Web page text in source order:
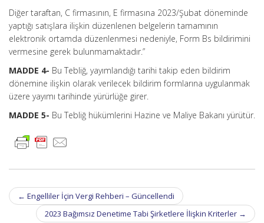
Diğer taraftan, C firmasının, E firmasına 2023/Şubat döneminde
yaptığı satışlara ilişkin düzenlenen belgelerin tamamının
elektronik ortamda düzenlenmesi nedeniyle, Form Bs bildirimini
vermesine gerek bulunmamaktadır.”
MADDE 4- Bu Tebliğ, yayımlandığı tarihi takip eden bildirim
dönemine ilişkin olarak verilecek bildirim formlarına uygulanmak
üzere yayımı tarihinde yürürlüğe girer.
MADDE 5- Bu Tebliğ hükümlerini Hazine ve Maliye Bakanı yürütür.
Post
navigation
← Engelliler İçin Vergi Rehberi – Güncellendi
2023 Bağımsız Denetime Tabi Şirketlere İlişkin Kriterler →